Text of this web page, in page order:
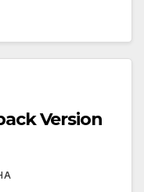
Version